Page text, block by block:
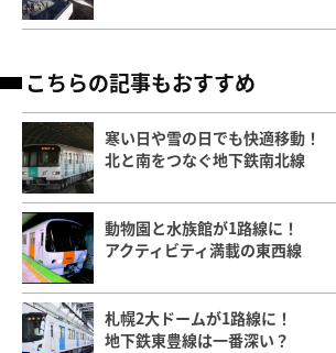
こちらの記事もおすすめ
寒い日や雪の日でも快適移動！
北と南をつなぐ地下鉄南北線
動物園と水族館が1路線に！
アクティビティ満載の東西線
札幌2大ドームが1路線に！
地下鉄東豊線は一番深い？